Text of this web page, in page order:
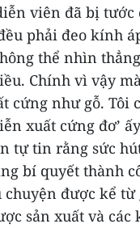
viên đã bị tước
phải đeo kính
thể nhìn
Chính vì vậy
cứng như gỗ. Tôi
xuất cứng đơ’
tự tin rằng sức
bí quyết thành
chuyện được kể
sản xuất và